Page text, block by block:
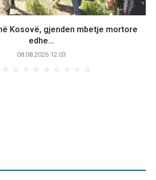
Kosovë, gjenden mbetje mortore
edhe...
08.08.2026 12:03